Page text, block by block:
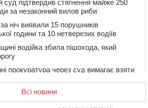
суд підтвердив стягнення майже 250
за незаконний вилов риби
ніч виявили 15 порушників
години та 10 нетверезих водіїв
водійка збила пішохода, який
прокуратура через суд вимагає взяти
магазину під колесами вантажівки
Всі новини